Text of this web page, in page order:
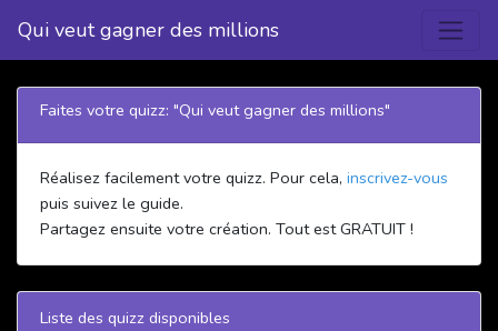
Qui veut gagner des millions
Faites votre quizz: "Qui veut gagner des millions"
Réalisez facilement votre quizz. Pour cela, inscrivez-vous
puis suivez le guide.
Partagez ensuite votre création. Tout est GRATUIT !
Liste des quizz disponibles